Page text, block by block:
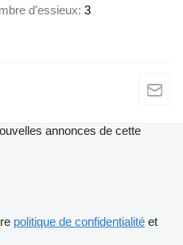
d'essieux 3
annonces de cette
politique de confidentialité et